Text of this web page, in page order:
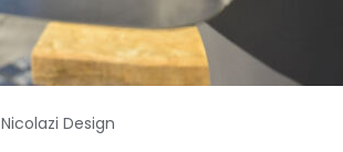
Nicolazi Design